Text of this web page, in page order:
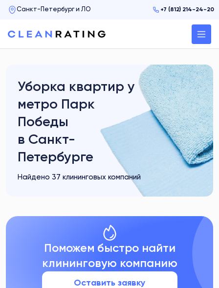
+7 (812) 214-24-20
Уборка квартир у
метро Парк
Победы
в Санкт-
Петербурге
Найдено 37 клининговых компаний
Поможем быстро найти
клининговую компанию
Оставить заявку